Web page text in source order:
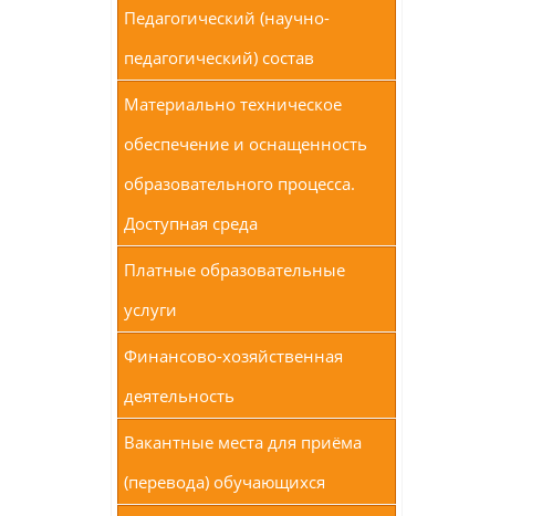
Педагогический (научно-
педагогический) состав
Материально техническое
обеспечение и оснащенность
образовательного процесса.
Доступная среда
Платные образовательные
услуги
Финансово-хозяйственная
деятельность
Вакантные места для приёма
(перевода) обучающихся